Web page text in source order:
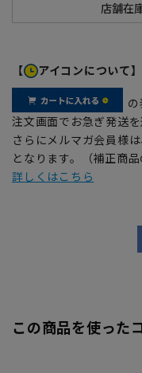
【 アイコンについて】
の
注文画面でお急ぎ発送を
さらにメルマガ会員様
となります。（補正商品
詳しくはこちら
この商品を使った